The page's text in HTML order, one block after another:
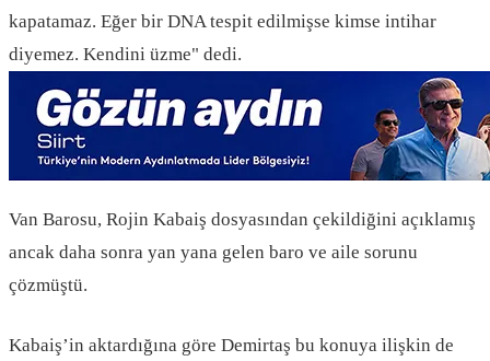
kapatamaz. Eğer bir DNA tespit edilmişse kimse intihar
diyemez. Kendini üzme" dedi.
Van Barosu, Rojin Kabaiş dosyasından çekildiğini açıklamış
ancak daha sonra yan yana gelen baro ve aile sorunu
çözmüştü.
Kabaiş’in aktardığına göre Demirtaş bu konuya ilişkin de